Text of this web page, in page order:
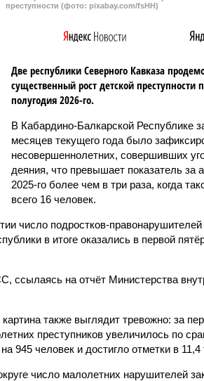
преступности (фото: pixabay.com/fsHH)
Две республики Северного Кавказа
существенный рост детской преступности
полугодия 2026-го.
В Кабардино-Балкарской Республике
месяцев текущего года было
несовершеннолетних, совершивших
деяния, что превышает показатель за
2025-го более чем в три раза, когда
всего 16 человек.
число подростков-
в итоге оказались в первой
ссылаясь на отчёт Министерства
также выглядит тревожно: за
преступников увеличилось по
945 человек и достигло отметки в 11,4
число малолетних нарушителей